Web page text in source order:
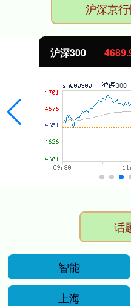
沪深京
沪深300
话
智能
上海